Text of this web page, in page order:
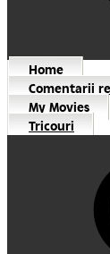
Home
Comentarii
My Movies
Tricouri